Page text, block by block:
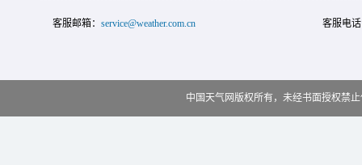
客服邮箱： service@weather.com.cn 客服电
中国天气网版权所有，未经书面授权